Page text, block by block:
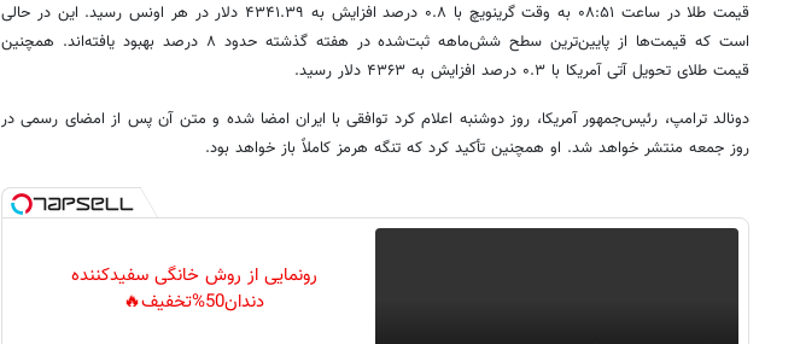
قیمت طلا در ساعت ۰۸:۵۱ به وقت گرینویچ با ۰.۸ درصد افزایش به ۴۳۴۱.۳۹ دلار در هر اونس رسید. این در حالی
است که قیمت‌ها از پایین‌ترین سطح شش‌ماهه ثبت‌شده در هفته گذشته حدود ۸ درصد بهبود یافته‌اند. همچنین
قیمت طلای تحویل آتی آمریکا با ۰.۳ درصد افزایش به ۴۳۶۳ دلار رسید.
دونالد ترامپ، رئیس‌جمهور آمریکا، روز دوشنبه اعلام کرد توافقی با ایران امضا شده و متن آن پس از امضای رسمی در
روز جمعه منتشر خواهد شد. او همچنین تأکید کرد که تنگه هرمز کاملاً باز خواهد بود.
رونمایی از روش خانگی سفیدکننده
دندان50%تخفیف🔥